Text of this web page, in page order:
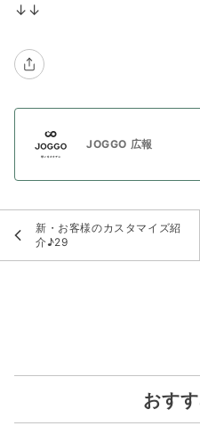
↓↓
JOGGO 広報
新・お客様のカスタマイズ紹
介♪29
おす